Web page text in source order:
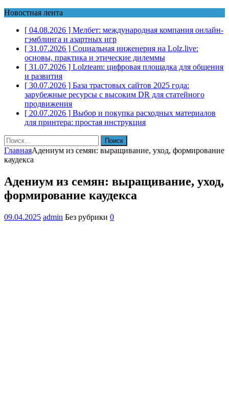
Новостная лента
[ 04.08.2026 ] Мелбет: международная компания онлайн-
гэмблинга и азартных игр
[ 31.07.2026 ] Социальная инженерия на Lolz.live:
основы, практика и этические дилеммы
[ 31.07.2026 ] Lolzteam: цифровая площадка для общения
и развития
[ 30.07.2026 ] База трастовых сайтов 2025 года:
зарубежные ресурсы с высоким DR для статейного
продвижения
[ 20.07.2026 ] Выбор и покупка расходных материалов
для принтера: простая инструкция
Найти:
ГлавнаяАдениум из семян: выращивание, уход, формирование
каудекса
Адениум из семян: выращивание, уход,
формирование каудекса
09.04.2025 admin Без рубрики 0